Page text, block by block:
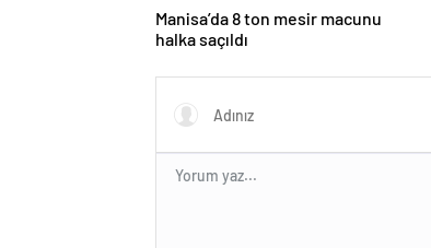
Manisa’da 8 ton mesir macunu
halka saçıldı